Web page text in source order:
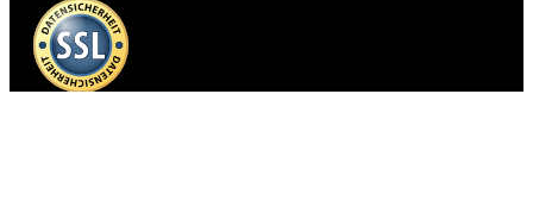
inkl. MwSt